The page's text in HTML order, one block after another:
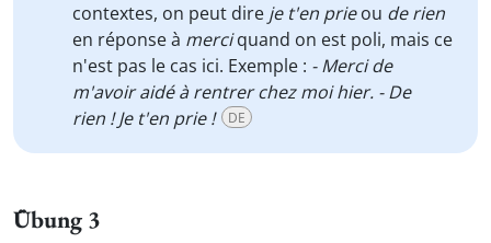
contextes, on peut dire je t'en prieou de rien
en réponse à merciquand on est poli, mais ce
n'est pas le cas ici. Exemple : - Merci de
m'avoir aidé à rentrer chez moi hier. - De
rien ! Je t'en prie !
DE
Übung 3